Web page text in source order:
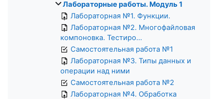
Лабораторные работы. Модуль 1
Лабораторная №1. Функции.
Лабораторная №2. Многофайловая
компоновка. Тестиро...
Самостоятельная работа №1
Лабораторная №3. Типы данных и
операции над ними
Самостоятельная работа №2
Лабораторная №4. Обработка